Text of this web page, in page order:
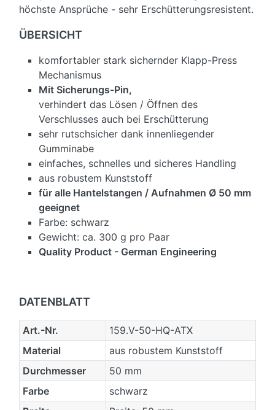
höchste Ansprüche - sehr Erschütterungsresistent.
ÜBERSICHT
komfortabler stark sichernder Klapp-Press
Mechanismus
Mit Sicherungs-Pin,
verhindert das Lösen / Öffnen des
Verschlusses auch bei Erschütterung
sehr rutschsicher dank innenliegender
Gumminabe
einfaches, schnelles und sicheres Handling
aus robustem Kunststoff
für alle Hantelstangen / Aufnahmen Ø 50 mm
geeignet
Farbe: schwarz
Gewicht: ca. 300 g pro Paar
Quality Product - German Engineering
DATENBLATT
Art.-Nr.
159.V-50-HQ-ATX
Material
aus robustem Kunststoff
Durchmesser
50 mm
Farbe
schwarz